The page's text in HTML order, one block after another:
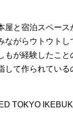
屋と宿泊スペース
ながらウトウトし
もが経験したこ
して作られている
TOKYO